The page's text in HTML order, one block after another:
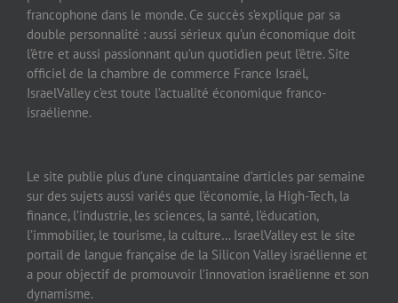
francophone dans le monde. Ce succès s’explique par sa
double personnalité : aussi sérieux qu’un économique doit
l’être et aussi passionnant qu’un quotidien peut l’être. Site
officiel de la chambre de commerce France Israël,
IsraelValley c’est toute l’actualité économique franco-
israélienne.
Le site publie plus d’une cinquantaine d’articles par semaine
sur des sujets aussi variés que l’économie, la High-Tech, la
finance, l’industrie, les sciences, la santé, l’éducation,
l’immobilier, le tourisme, la culture… IsraelValley est le site
portail de langue française de la Silicon Valley israélienne et
a pour objectif de promouvoir l’innovation israélienne et son
dynamisme.